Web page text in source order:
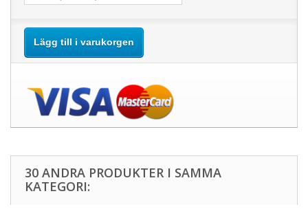
Lägg till i varukorgen
30 ANDRA PRODUKTER I SAMMA
KATEGORI: